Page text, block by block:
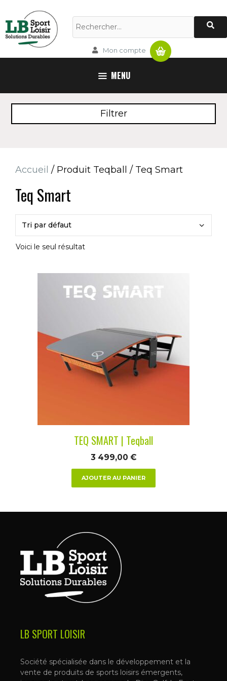
au
contenu
Rechercher :
Mon compte Panier
MENU
Accueil / Produit Teqball / Teq Smart
Teq Smart
Voici le seul résultat
TEQ SMART | Teqball
3 499,00 €
AJOUTER AU PANIER
Filtrer
LB SPORT LOISIR
Société spécialisée dans le développement et la
vente de produits de sports loisirs émergents,